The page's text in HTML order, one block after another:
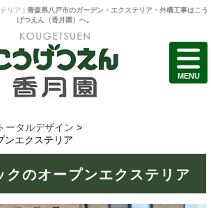
リア | 青森県八戸市のガーデン・エクステリア・外構工事はこう
げつえん（香月園）へ。
トータルデザイン >
ンエクステリア
クのオープンエクステリア
MENU